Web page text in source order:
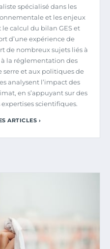
spécialisé dans les
et les enjeux
calcul du bilan GES et
d’une expérience de
de nombreux sujets liés à
la réglementation des
serre et aux politiques de
analysent l’impact des
en s’appuyant sur des
scientifiques.
ARTICLES ›